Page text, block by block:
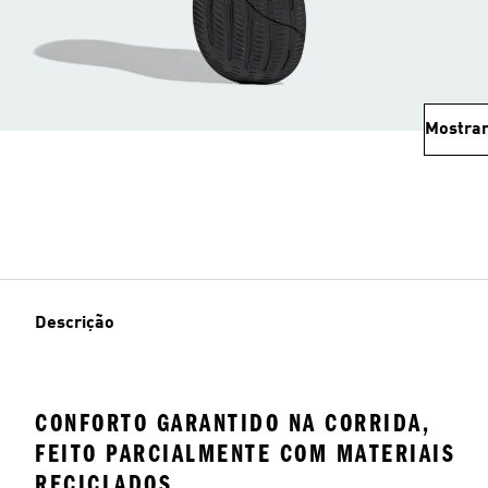
Descrição
CONFORTO GARANTIDO NA CORRIDA,
FEITO PARCIALMENTE COM MATERIAIS